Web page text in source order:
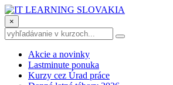
×
Akcie a novinky
Lastminute ponuka
Kurzy cez Úrad práce